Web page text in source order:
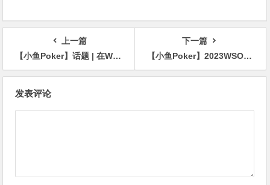
上一篇
【小鱼Poker】话题 | 在WSOP主赛事的第一天，在这种情况下你会在翻牌前放弃KK吗？
下一篇
【小鱼Poker】2023WSOP主赛Day2abc结束 总报名人数有望突破10,000人
发表评论